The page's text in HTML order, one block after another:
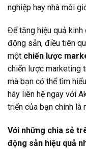
nghiệp hay nhà môi
Để tăng hiệu quả
động sản, điều tiên
một chiến lược
chiến lược marketing
mà bạn có thể tìm
hãy liên hệ ngay với
triển của bạn chính là
Với những chia sẻ
động sản hiệu quả